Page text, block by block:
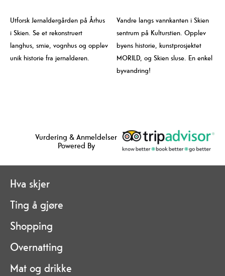
Utforsk Jernaldergården på Århus
i Skien. Se et rekonstruert
langhus, smie, vognhus og opplev
unik historie fra jernalderen.
Vandre langs vannkanten i Skien
sentrum på Kulturstien. Opplev
byens historie, kunstprosjektet
MORILD, og Skien sluse. En enkel
byvandring!
Vurdering & Anmeldelser
Powered By
Hva skjer
Ting å gjøre
Shopping
Overnatting
Mat og drikke